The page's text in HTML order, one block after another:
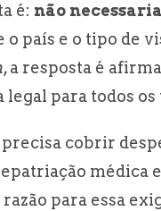
é: não
o país e o tipo de
, a resposta é
legal para todos
precisa cobrir
médica
para essa